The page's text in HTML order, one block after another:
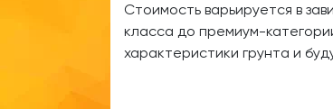
Стоимость варьируется в
класса до премиум-
характеристики грунта и